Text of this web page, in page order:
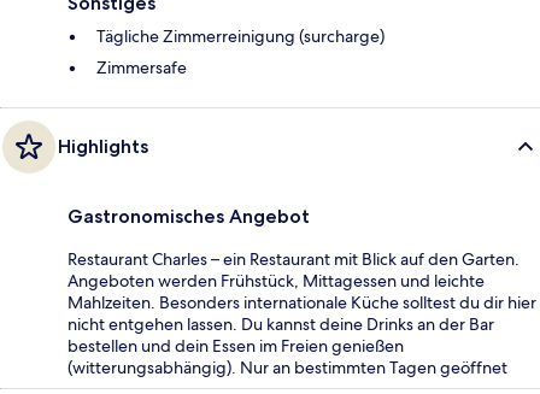
Tägliche Zimmerreinigung (surcharge)
Zimmersafe
Highlights
Gastronomisches Angebot
Restaurant Charles – ein Restaurant mit Blick auf den Garten.
Angeboten werden Frühstück, Mittagessen und leichte
Mahlzeiten. Besonders internationale Küche solltest du dir hier
nicht entgehen lassen. Du kannst deine Drinks an der Bar
bestellen und dein Essen im Freien genießen
(witterungsabhängig). Nur an bestimmten Tagen geöffnet